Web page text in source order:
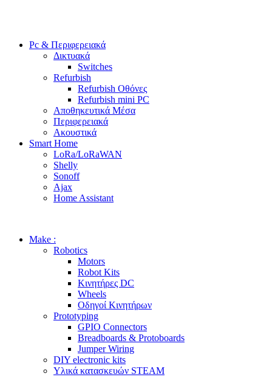
Pc & Περιφερειακά
Δικτυακά
Switches
Refurbish
Refurbish Οθόνες
Refurbish mini PC
Αποθηκευτικά Μέσα
Περιφερειακά
Ακουστικά
Smart Home
LoRa/LoRaWAN
Shelly
Sonoff
Ajax
Home Assistant
Make :
Robotics
Motors
Robot Kits
Κινητήρες DC
Wheels
Οδηγοί Κινητήρων
Prototyping
GPIO Connectors
Breadboards & Protoboards
Jumper Wiring
DIY electronic kits
Υλικά κατασκευών STEAM